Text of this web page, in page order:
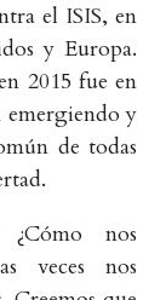
el ISIS, en
y Europa.
2015 fue en
emergiendo y
de todas
¿Cómo nos
veces nos